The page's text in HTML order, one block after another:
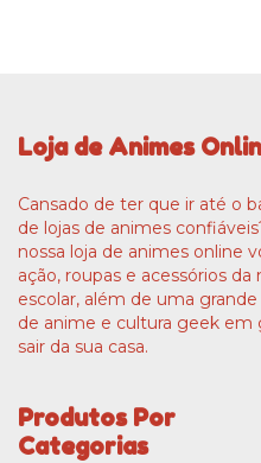
Loja de Animes
Cansado de ter que ir até o
de lojas de animes
nossa loja de animes online
ação, roupas e acessórios
escolar, além de uma
de anime e cultura geek em
sair da sua casa.
Produtos Por
Categorias